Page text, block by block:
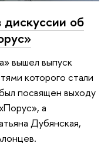
об
вышел выпуск
которого стали
посвящен выходу
а
Дубянская,